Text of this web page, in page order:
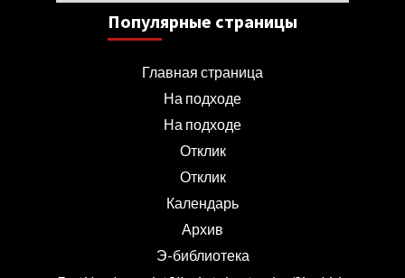
Популярные страницы
Главная страница
На подходе
На подходе
Отклик
Отклик
Календарь
Архив
Э-библиотека